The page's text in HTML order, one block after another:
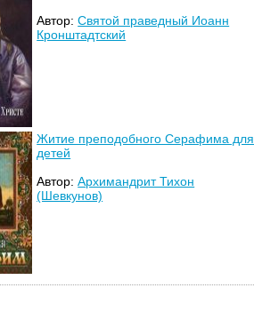
Автор:Святой праведный Иоанн
Кронштадтский
Житие преподобного Серафима для
детей
Автор:Архимандрит Тихон
(Шевкунов)